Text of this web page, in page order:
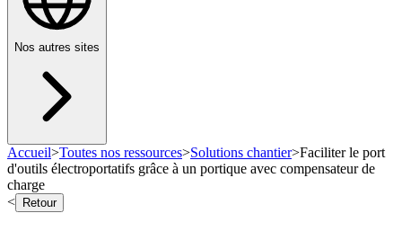
Nos autres sites
Accueil>Toutes nos ressources>Solutions chantier>Faciliter le port
d'outils électroportatifs grâce à un portique avec compensateur de
charge
<
Retour